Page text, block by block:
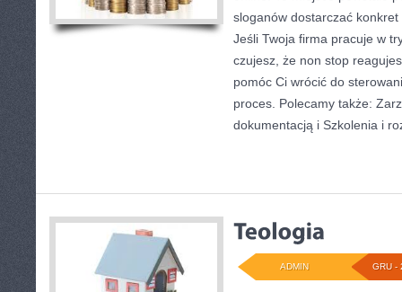
sloganów dostarczać
Jeśli Twoja firma pracuje w
czujesz, że non stop
pomóc Ci wrócić do
proces. Polecamy także:
dokumentacją i Szkolenia i
GRU -
ADMIN